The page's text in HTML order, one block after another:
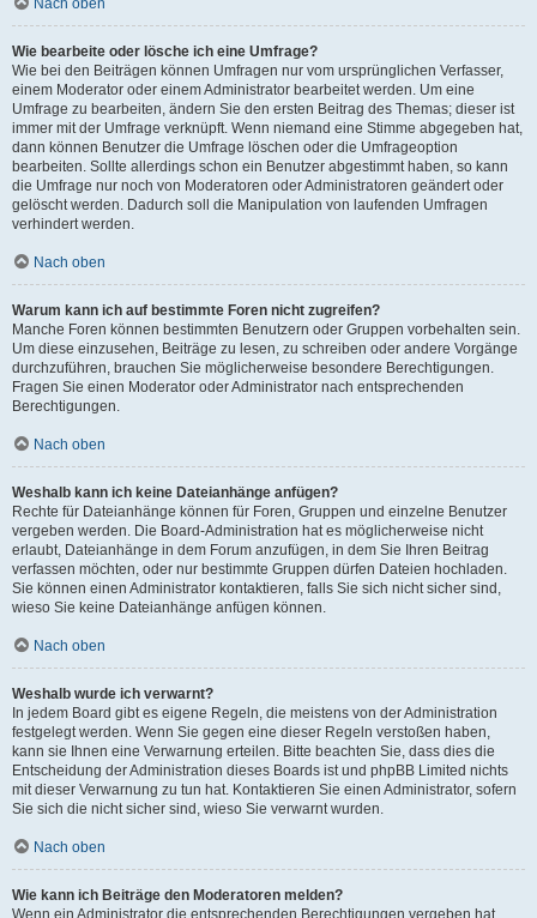
Nach oben
Wie bearbeite oder lösche ich eine Umfrage?
Wie bei den Beiträgen können Umfragen nur vom ursprünglichen Verfasser,
einem Moderator oder einem Administrator bearbeitet werden. Um eine
Umfrage zu bearbeiten, ändern Sie den ersten Beitrag des Themas; dieser ist
immer mit der Umfrage verknüpft. Wenn niemand eine Stimme abgegeben hat,
dann können Benutzer die Umfrage löschen oder die Umfrageoption
bearbeiten. Sollte allerdings schon ein Benutzer abgestimmt haben, so kann
die Umfrage nur noch von Moderatoren oder Administratoren geändert oder
gelöscht werden. Dadurch soll die Manipulation von laufenden Umfragen
verhindert werden.
Nach oben
Warum kann ich auf bestimmte Foren nicht zugreifen?
Manche Foren können bestimmten Benutzern oder Gruppen vorbehalten sein.
Um diese einzusehen, Beiträge zu lesen, zu schreiben oder andere Vorgänge
durchzuführen, brauchen Sie möglicherweise besondere Berechtigungen.
Fragen Sie einen Moderator oder Administrator nach entsprechenden
Berechtigungen.
Nach oben
Weshalb kann ich keine Dateianhänge anfügen?
Rechte für Dateianhänge können für Foren, Gruppen und einzelne Benutzer
vergeben werden. Die Board-Administration hat es möglicherweise nicht
erlaubt, Dateianhänge in dem Forum anzufügen, in dem Sie Ihren Beitrag
verfassen möchten, oder nur bestimmte Gruppen dürfen Dateien hochladen.
Sie können einen Administrator kontaktieren, falls Sie sich nicht sicher sind,
wieso Sie keine Dateianhänge anfügen können.
Nach oben
Weshalb wurde ich verwarnt?
In jedem Board gibt es eigene Regeln, die meistens von der Administration
festgelegt werden. Wenn Sie gegen eine dieser Regeln verstoßen haben,
kann sie Ihnen eine Verwarnung erteilen. Bitte beachten Sie, dass dies die
Entscheidung der Administration dieses Boards ist und phpBB Limited nichts
mit dieser Verwarnung zu tun hat. Kontaktieren Sie einen Administrator, sofern
Sie sich die nicht sicher sind, wieso Sie verwarnt wurden.
Nach oben
Wie kann ich Beiträge den Moderatoren melden?
Wenn ein Administrator die entsprechenden Berechtigungen vergeben hat,